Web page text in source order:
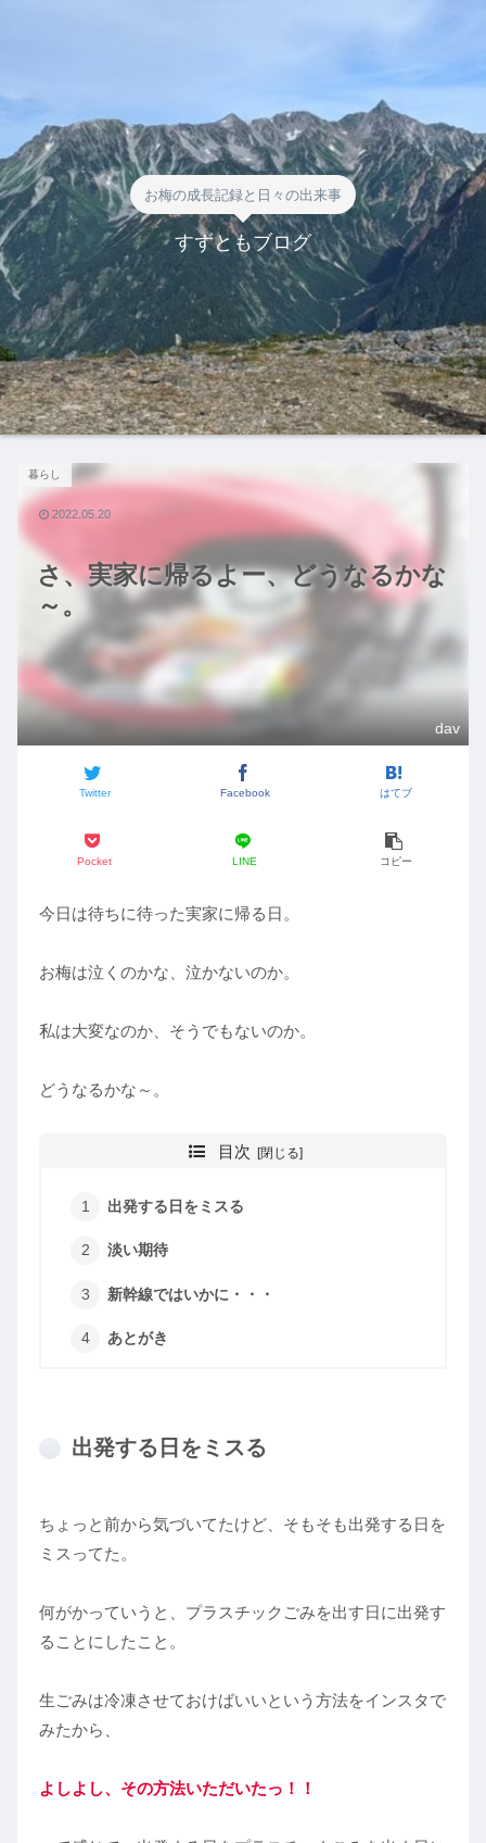
お梅の成長記録と日々の出来事
すずともブログ
さ、実家に帰るよー、どうなるかな
～。
暮らし
dav
Twitter Facebook はてブ
Pocket LINE コピー
2022.05.20
今日は待ちに待った実家に帰る日。
お梅は泣くのかな、泣かないのか。
私は大変なのか、そうでもないのか。
どうなるかな～。
目次
出発する日をミスる
淡い期待
新幹線ではいかに・・・
あとがき
出発する日をミスる
ちょっと前から気づいてたけど、そもそも出発する日を
ミスってた。
何がかっていうと、プラスチックごみを出す日に出発す
ることにしたこと。
生ごみは冷凍させておけばいいという方法をインスタで
みたから、
よしよし、その方法いただいたっ！！